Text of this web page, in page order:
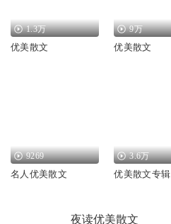
1.3万
优美散文
9万
优美散文
9269
名人优美散文
3.6万
优美散文专辑
夜读优美散文